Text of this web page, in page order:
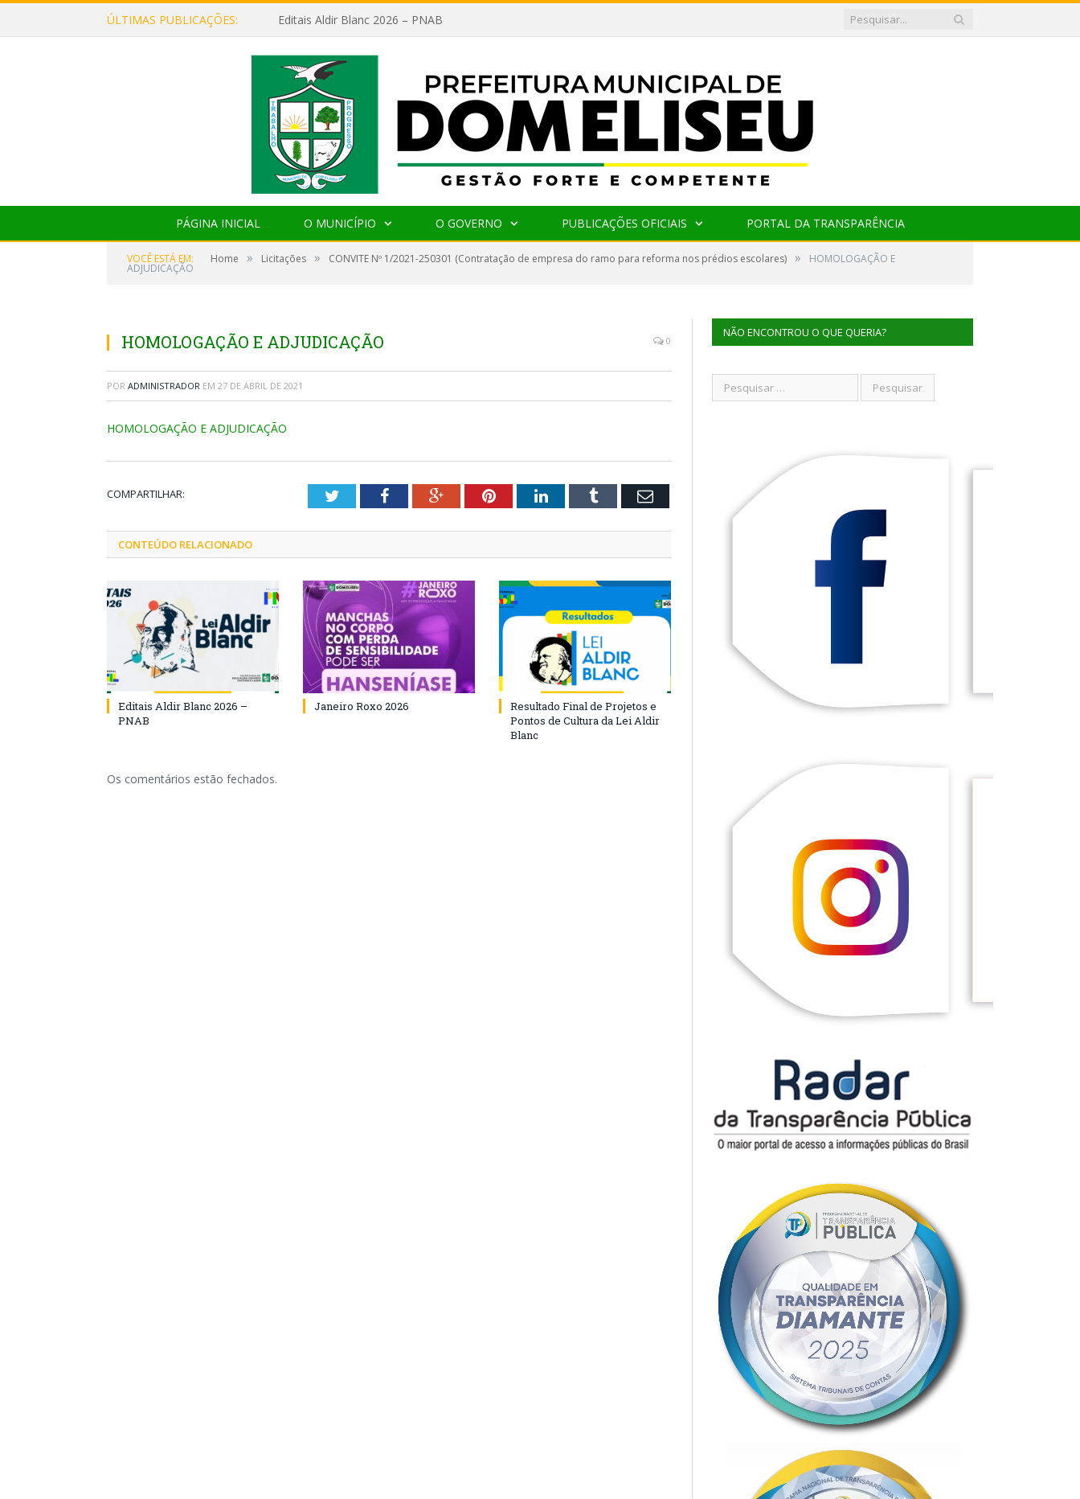
ÚLTIMAS PUBLICAÇÕES: Editais Aldir Blanc 2026 – PNAB
PÁGINA INICIAL O MUNICÍPIO O GOVERNO PUBLICAÇÕES OFICIAIS PORTAL DA TRANSPARÊNCIA
VOCÊ ESTÁ EM: Home » Licitações » CONVITE Nº 1/2021-250301 (Contratação de empresa do ramo para reforma nos prédios escolares) » HOMOLOGAÇÃO E
ADJUDICAÇÃO
HOMOLOGAÇÃO E ADJUDICAÇÃO 0
POR ADMINISTRADOR EM 27 DE ABRIL DE 2021
HOMOLOGAÇÃO E ADJUDICAÇÃO
COMPARTILHAR: TwitterFacebookGoogle+PinterestLinkedInTumblr Email
CONTEÚDO RELACIONADO
Editais Aldir Blanc 2026 –
PNAB
Janeiro Roxo 2026
Resultado Final de Projetos e
Pontos de Cultura da Lei Aldir
Blanc
Os comentários estão fechados.
NÃO ENCONTROU O QUE QUERIA?